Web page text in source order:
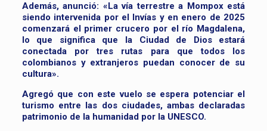
Además, anunció: «La vía terrestre a Mompox está
siendo intervenida por el Invías y en enero de 2025
comenzará el primer crucero por el río Magdalena,
lo que significa que la Ciudad de Dios estará
conectada por tres rutas para que todos los
colombianos y extranjeros puedan conocer de su
cultura».
Agregó que con este vuelo se espera potenciar el
turismo entre las dos ciudades, ambas declaradas
patrimonio de la humanidad por la UNESCO.